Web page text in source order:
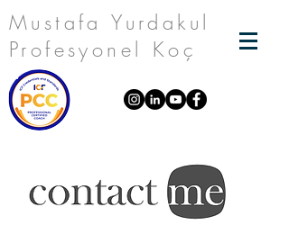
Mustafa Yurdakul
Profesyonel Koç